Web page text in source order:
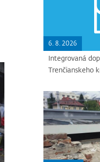
6. 8. 2026
Integrovaná
Trenčianskeho